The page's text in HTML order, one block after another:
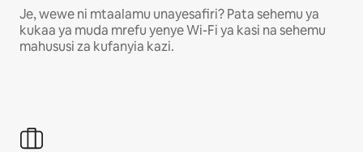
Je, wewe ni mtaalamu unayesafiri? Pata sehemu ya
kukaa ya muda mrefu yenye Wi-Fi ya kasi na sehemu
mahususi za kufanyia kazi.